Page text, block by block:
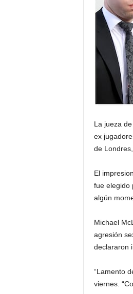
La jueza
ex
de
El
fue elegido
algún
Michael
agresión
declararon
“Lamento
viernes.